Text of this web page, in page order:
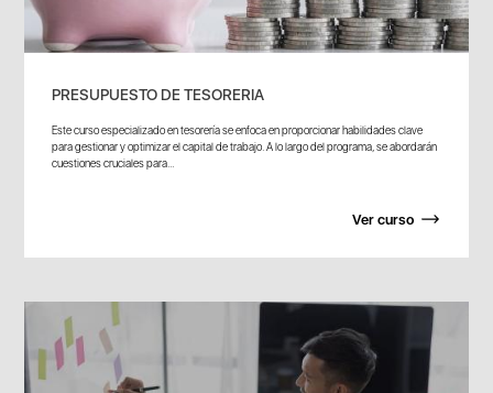
PRESUPUESTO DE TESORERIA
Este curso especializado en tesorería se enfoca en proporcionar habilidades clave
para gestionar y optimizar el capital de trabajo. A lo largo del programa, se abordarán
cuestiones cruciales para...
Ver curso